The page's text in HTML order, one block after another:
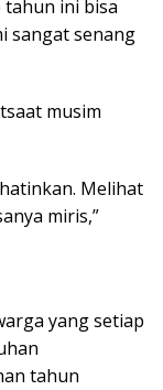
tahun ini bisa
sangat senang
musim
Melihat
miris,”
yang setiap
tahun